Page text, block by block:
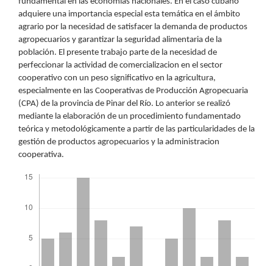
adquiere una importancia especial esta temática en el ámbito
agrario por la necesidad de satisfacer la demanda de productos
agropecuarios y garantizar la seguridad alimentaria de la
población. El presente trabajo parte de la necesidad de
perfeccionar la actividad de comercializacion en el sector
cooperativo con un peso significativo en la agricultura,
especialmente en las Cooperativas de Producción Agropecuaria
(CPA) de la provincia de Pinar del Río. Lo anterior se realizó
mediante la elaboración de un procedimiento fundamentado
teórica y metodológicamente a partir de las particularidades de la
gestión de productos agropecuarios y la administracion
cooperativa.